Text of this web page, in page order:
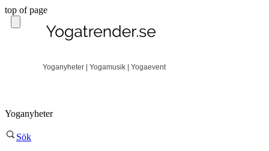
top of page
Yoganyheter | Yogamusik | Yogaevent
Yoganyheter
Sök